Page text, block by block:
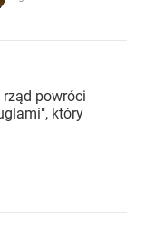
rząd powróci
który